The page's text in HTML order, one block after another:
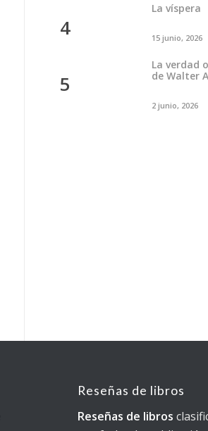
4
La víspera
15 junio, 2026
5
La verdad
de Walter
2 junio, 2026
Reseñas de libros
Reseñas de libros